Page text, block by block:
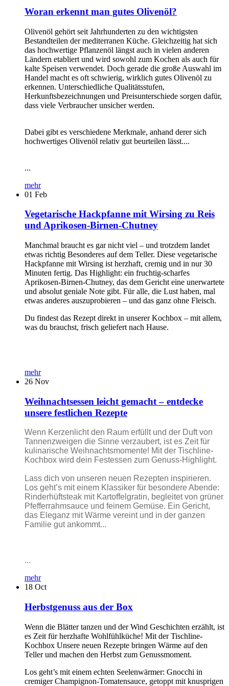
Woran erkennt man gutes Olivenöl?
Olivenöl gehört seit Jahrhunderten zu den wichtigsten
Bestandteilen der mediterranen Küche. Gleichzeitig hat sich
das hochwertige Pflanzenöl längst auch in vielen anderen
Ländern etabliert und wird sowohl zum Kochen als auch für
kalte Speisen verwendet. Doch gerade die große Auswahl im
Handel macht es oft schwierig, wirklich gutes Olivenöl zu
erkennen. Unterschiedliche Qualitätsstufen,
Herkunftsbezeichnungen und Preisunterschiede sorgen dafür,
dass viele Verbraucher unsicher werden.
Dabei gibt es verschiedene Merkmale, anhand derer sich
hochwertiges Olivenöl relativ gut beurteilen lässt....
...
mehr
01 Feb
Vegetarische Hackpfanne mit Wirsing zu Reis
und Aprikosen-Birnen-Chutney
Manchmal braucht es gar nicht viel – und trotzdem landet
etwas richtig Besonderes auf dem Teller. Diese vegetarische
Hackpfanne mit Wirsing ist herzhaft, cremig und in nur 30
Minuten fertig. Das Highlight: ein fruchtig-scharfes
Aprikosen-Birnen-Chutney, das dem Gericht eine unerwartete
und absolut geniale Note gibt. Für alle, die Lust haben, mal
etwas anderes auszuprobieren – und das ganz ohne Fleisch.
Du findest das Rezept direkt in unserer Kochbox – mit allem,
was du brauchst, frisch geliefert nach Hause.
mehr
26 Nov
Weihnachtsessen leicht gemacht – entdecke
unsere festlichen Rezepte
Wenn Kerzenlicht den Raum erfüllt und der Duft von
Tannenzweigen die Sinne verzaubert, ist es Zeit für
kulinarische Weihnachtsmomente! Mit der Tischline-
Kochbox wird dein Festessen zum Genuss-Highlight.
Lass dich von unseren neuen Rezepten inspirieren.
Los geht’s mit einem Klassiker für besondere Abende:
Rinderhüftsteak mit Kartoffelgratin, begleitet von grüner
Pfefferrahmsauce und feinem Gemüse. Ein Gericht,
das Eleganz mit Wärme vereint und in der ganzen
Familie gut ankommt...
...
mehr
18 Oct
Herbstgenuss aus der Box
Wenn die Blätter tanzen und der Wind Geschichten erzählt, ist
es Zeit für herzhafte Wohlfühlküche! Mit der Tischline-
Kochbox Unsere neuen Rezepte bringen Wärme auf den
Teller und machen den Herbst zum Genussmoment.
Los geht’s mit einem echten Seelenwärmer: Gnocchi in
cremiger Champignon-Tomatensauce, getoppt mit knusprigen